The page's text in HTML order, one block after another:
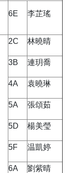
6E 李芷瑤
2C 林曉晴
3B 連玥喬
4A 袁曉琳
5A 張頌茹
5D 楊美瑩
5F 温凱婷
6A 劉紫晴